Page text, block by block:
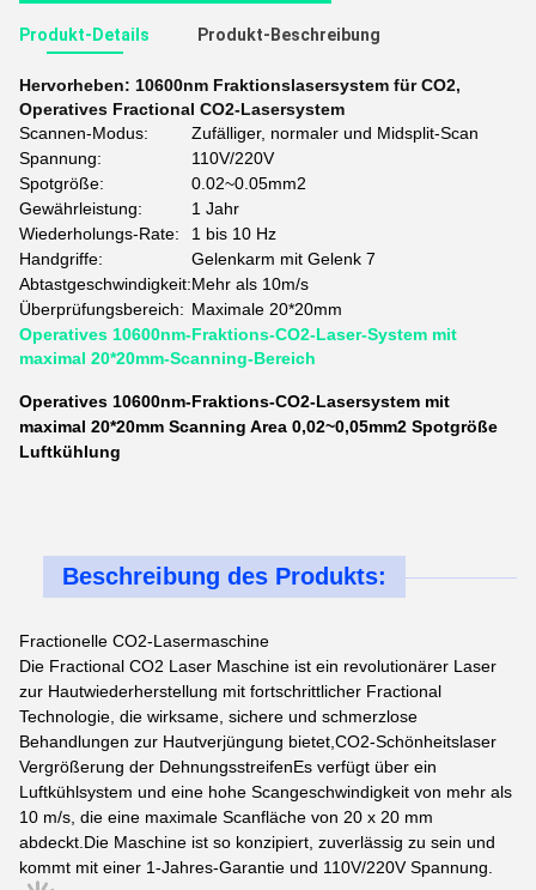
Produkt-Details Produkt-Beschreibung
Hervorheben: 10600nm Fraktionslasersystem für CO2,
Operatives Fractional CO2-Lasersystem
Scannen-Modus:
Zufälliger, normaler und Midsplit-Scan
Spannung:
110V/220V
Spotgröße:
0.02~0.05mm2
Gewährleistung:
1 Jahr
Wiederholungs-Rate:
1 bis 10 Hz
Handgriffe:
Gelenkarm mit Gelenk 7
Abtastgeschwindigkeit:Mehr als 10m/s
Überprüfungsbereich: Maximale 20*20mm
Operatives 10600nm-Fraktions-CO2-Laser-System mit
maximal 20*20mm-Scanning-Bereich
Operatives 10600nm-Fraktions-CO2-Lasersystem mit
maximal 20*20mm Scanning Area 0,02~0,05mm2 Spotgröße
Luftkühlung
Beschreibung des Produkts:
Fractionelle CO2-Lasermaschine
Die Fractional CO2 Laser Maschine ist ein revolutionärer Laser
zur Hautwiederherstellung mit fortschrittlicher Fractional
Technologie, die wirksame, sichere und schmerzlose
Behandlungen zur Hautverjüngung bietet,CO2-Schönheitslaser
Vergrößerung der DehnungsstreifenEs verfügt über ein
Luftkühlsystem und eine hohe Scangeschwindigkeit von mehr als
10 m/s, die eine maximale Scanfläche von 20 x 20 mm
abdeckt.Die Maschine ist so konzipiert, zuverlässig zu sein und
kommt mit einer 1-Jahres-Garantie und 110V/220V Spannung.